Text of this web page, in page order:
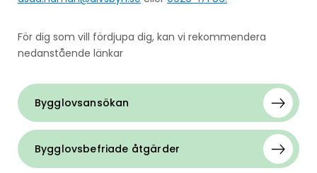
För dig som vill fördjupa dig, kan vi rekommendera
nedanstående länkar
Bygglovsansökan
Bygglovsbefriade åtgärder